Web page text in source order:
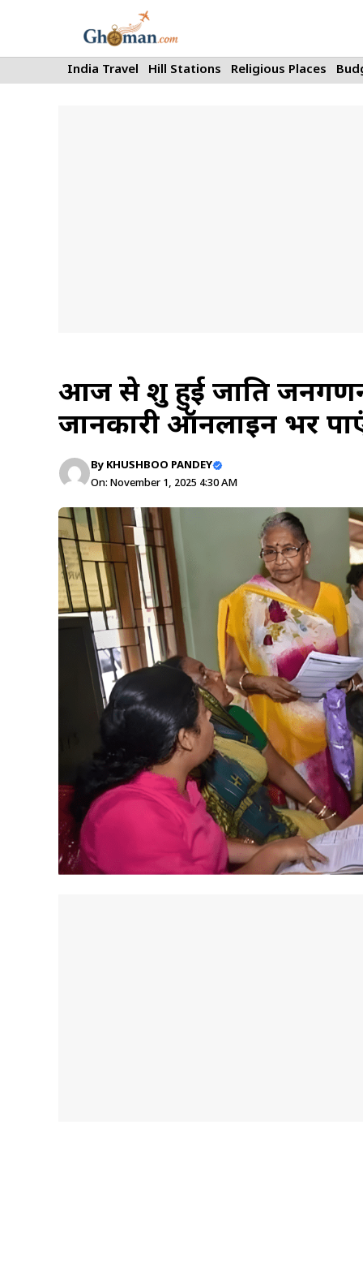
India Travel Hill Stations Religious Places
आज से शुरू हुई जाति
जानकारी ऑनलाइन भर
By KHUSHBOO PANDEY
On: November 1, 2025 4:30 AM